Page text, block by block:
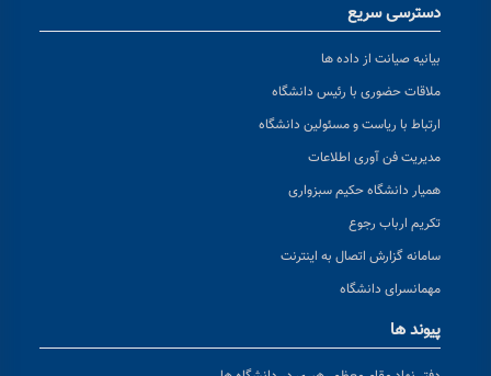
دسترسی سریع
بیانیه صیانت از داده ها
ملاقات حضوری با رئیس دانشگاه
ارتباط با ریاست و مسئولین دانشگاه
مدیریت فن آوری اطلاعات
همیار دانشگاه حکیم سبزواری
تکریم ارباب رجوع
سامانه گزارش اتصال به اینترنت
مهمانسرای دانشگاه
پیوند ها